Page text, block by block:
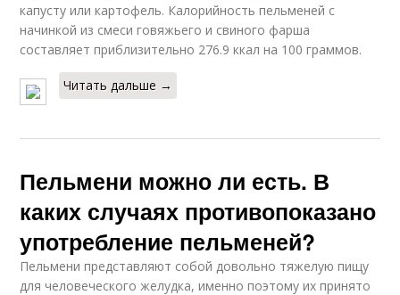
капусту или картофель. Калорийность пельменей с
начинкой из смеси говяжьего и свиного фарша
составляет приблизительно 276.9 ккал на 100 граммов.
Читать дальше →
Пельмени можно ли есть. В
каких случаях противопоказано
употребление пельменей?
Пельмени представляют собой довольно тяжелую пищу
для человеческого желудка, именно поэтому их принято